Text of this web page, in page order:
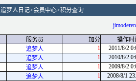
追梦人日记>会员中心>积分查询
jimoderen
服务员 加分
操作时
追梦人 1
2011/8/2
追梦人 1
2010/8/2
追梦人 1
2009/8/2
追梦人 1
2008/8/1